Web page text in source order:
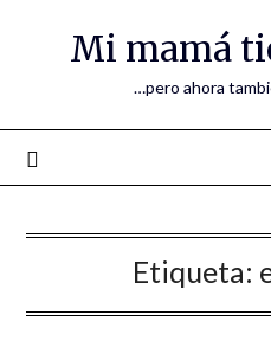
Mi mamá
…pero ahora
Etiqueta: